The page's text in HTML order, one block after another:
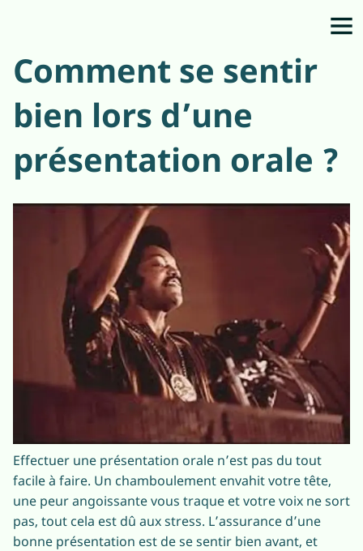
Comment se sentir
bien lors d’une
présentation orale ?
Effectuer une présentation orale n’est pas du tout
facile à faire. Un chamboulement envahit votre tête,
une peur angoissante vous traque et votre voix ne sort
pas, tout cela est dû aux stress. L’assurance d’une
bonne présentation est de se sentir bien avant, et